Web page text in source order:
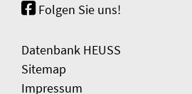
Folgen Sie uns!
Datenbank HEUSS
Sitemap
Impressum